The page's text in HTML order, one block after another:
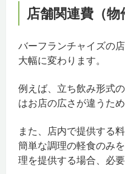
店舗関連費（物
バーフランチャイズの
大幅に変わります。
例えば、立ち飲み形式
はお店の広さが違うた
また、店内で提供する
簡単な調理の軽食のみ
理を提供する場合、必